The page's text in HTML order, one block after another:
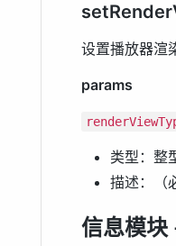
设置播放器渲
params
类型：整
描述：（
信息模